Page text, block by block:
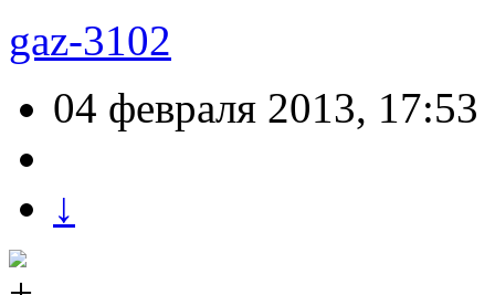
gaz-3102
04 февраля 2013, 17:53
↓